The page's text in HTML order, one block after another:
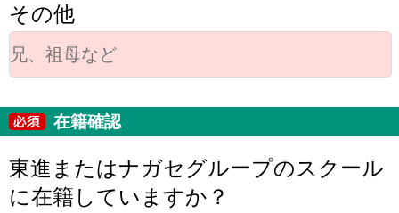
その他
在籍確認
東進またはナガセグループのスクール
に在籍していますか？